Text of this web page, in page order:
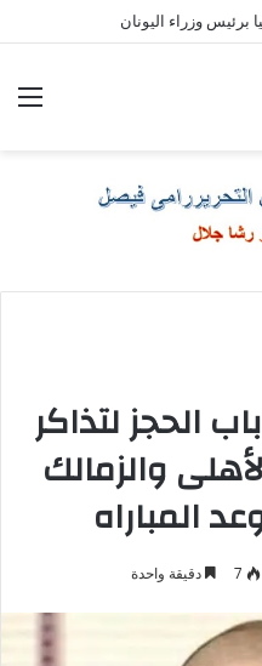
برئيس وزراء اليونان
الحجز لتذاكر
والزمالك
المباراه
7 دقيقة واحدة